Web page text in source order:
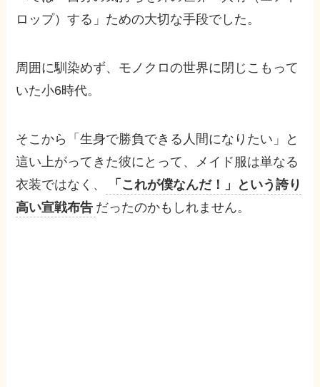
ロップ）する」ための大切な手段でした。
周囲に馴染めず、モノクロの世界に閉じこもって
いた小6時代。
そこから「生身で勝負できる人間になりたい」と
這い上がってきた彼にとって、メイド服は単なる
衣装ではなく、
「これが僕なんだ！」という誇り
高い宣戦布告 だったのかもしれません。